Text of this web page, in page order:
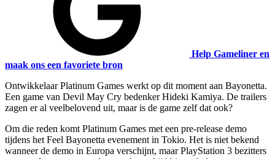
Help Gameliner en
maak ons een favoriete bron
Ontwikkelaar Platinum Games werkt op dit moment aan Bayonetta.
Een game van Devil May Cry bedenker Hideki Kamiya. De trailers
zagen er al veelbelovend uit, maar is de game zelf dat ook?
Om die reden komt Platinum Games met een pre-release demo
tijdens het Feel Bayonetta evenement in Tokio. Het is niet bekend
wanneer de demo in Europa verschijnt, maar PlayStation 3 bezitters